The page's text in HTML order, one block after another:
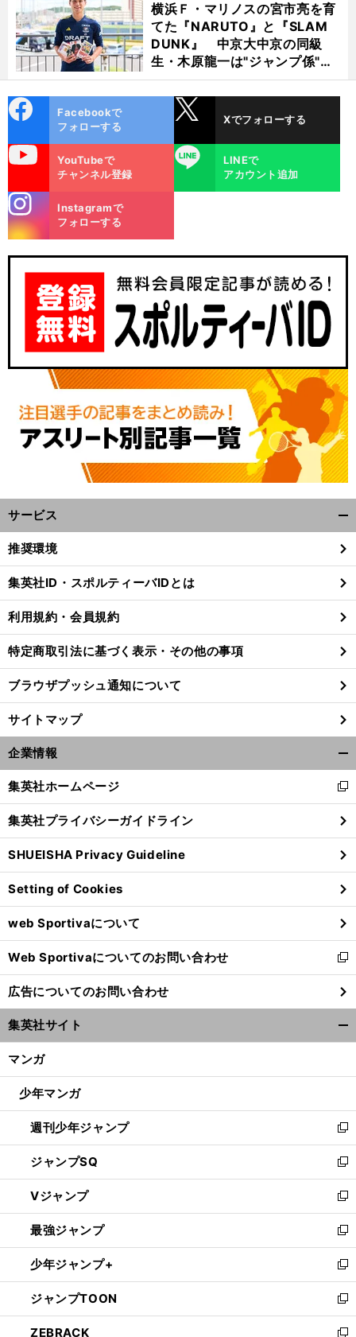
良橋晃がフランスＷ杯で痛感した世界との差「
ュケルは怖かった
常にゴールを狙っていた
横浜Ｆ・マリノスの宮市亮を育
てた『NARUTO』と『SLAM
DUNK』 中京大中京の同級
生・木原龍一は"ジャンプ係"だ
った
ok
Facebookで
フォローする
Xでフォローする
YouTubeで
チャンネル登録
LINE
LINEで
アカウント追加
m
Instagramで
フォローする
サービス
閉
る
推奨環境
集英社ID・スポルティーバIDとは
利用規約・会員規約
特定商取引法に基づく表示・その他の事項
ブラウザプッシュ通知について
サイトマップ
企業情報
閉
る
集英社ホームページ
新
し
い
ウ
ィ
ン
ド
ウ
で
開
く
集英社プライバシーガイドライン
SHUEISHA Privacy Guideline
Setting of Cookies
web Sportivaについて
Web Sportivaについてのお問い合わせ
新
し
い
ウ
ィ
ン
ウ
開
く
広告についてのお問い合わせ
集英社サイト
マンガ
少年マンガ
週刊少年ジャンプ
新
し
い
ウ
ィ
ン
ド
ウ
で
開
く
ジャンプSQ
新
し
い
ウ
ィ
ン
ド
ウ
で
開
く
Vジャンプ
新
し
い
ウ
ィ
ン
ド
ウ
で
最強ジャンプ
新
し
い
ウ
ィ
ン
ド
少年ジャンプ+
新
し
い
ウ
ジャンプTOON
新
し
ZEBRACK